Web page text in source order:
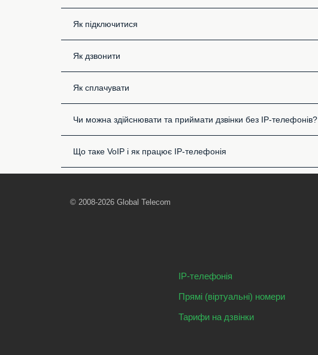
Як підключитися
Як дзвонити
Як сплачувати
Чи можна здійснювати та приймати дзвінки без IP-телефонів?
Що таке VoIP і як працює IP-телефонія
© 2008-2026 Global Telecom
IP-телефонія
Прямі (віртуальні) номери
Тарифи на дзвінки